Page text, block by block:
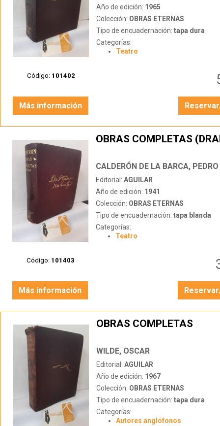
Código: 101402
Año de edición: 1965
Colección: OBRAS ETERNAS
Tipo de encuadernación: tapa dura
Categorías:
Teatro
Más información
Código: 101403
OBRAS COMPLETAS
CALDERÓN DE LA BARCA, PEDRO
Editorial: AGUILAR
Año de edición: 1941
Colección: OBRAS ETERNAS
Tipo de encuadernación: tapa blanda
Categorías:
Teatro
Más información
OBRAS COMPLETAS
WILDE, OSCAR
Editorial: AGUILAR
Año de edición: 1967
Colección: OBRAS ETERNAS
Tipo de encuadernación: tapa dura
Categorías:
Autores anglófonos